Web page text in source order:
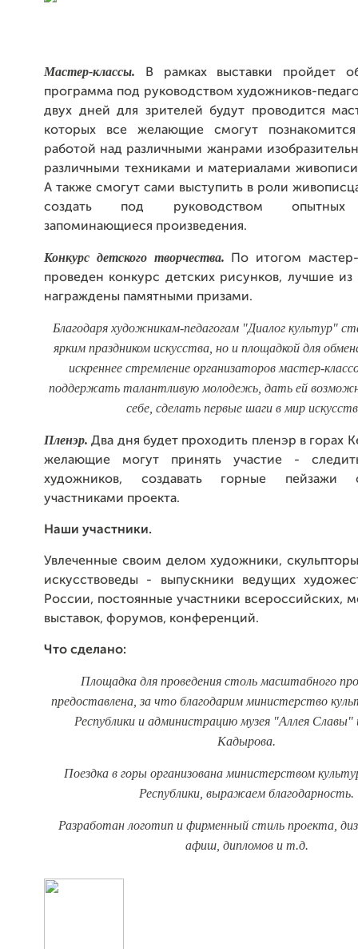
Мастер-классы.
В рамках выставки пройдет
программа под руководством художников-
двух дней для зрителей будут проводится
которых все желающие смогут
работой над различными жанрами
различными техниками и материалами
А также смогут сами выступить в роли
создать под руководством опытных
запоминающиеся произведения.
Конкурс детского творчества.
По итогом
проведен конкурс детских рисунков, лучшие из
награждены памятными призами.
Благодаря художникам-педагогам "Диалог культур"
ярким праздником искусства, но и площадкой для
искреннее стремление организаторов мастер-
поддержать талантливую молодежь, дать ей
себе, сделать первые шаги в мир
Пленэр. Два дня будет проходить пленэр в горах
желающие могут принять участие -
художников, создавать горные пейзажи
участниками проекта.
Наши участники.
Увлеченные своим делом художники,
искусствоведы - выпускники ведущих
России, постоянные участники всероссийских,
выставок, форумов, конференций.
Что сделано:
Площадка для проведения столь масштабного
предоставлена, за что благодарим министерство
Республики и администрацию музея "Аллея
Кадырова.
Поездка в горы организована министерством
Республики, выражаем благодарность.
Разработан логотип и фирменный стиль проекта,
афиш, дипломов и т.д.